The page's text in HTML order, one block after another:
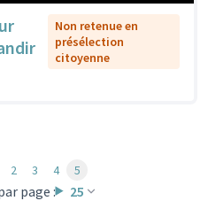
Non retenue en
présélection
citoyenne
page : 25
2 3 4 5